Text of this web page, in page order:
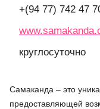
+(94 77) 742 47
круглосуточно
Самаканда – это
предоставляющей